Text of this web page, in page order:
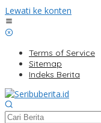
Lewati ke konten
Terms of Service
Sitemap
Indeks Berita